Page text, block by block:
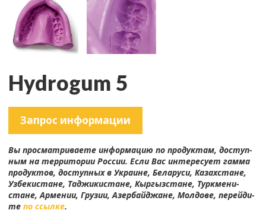
Hydrogum 5
За­прос ин­фор­ма­ции
Вы про­смат­ри­ва­е­те ин­фор­ма­цию по про­дук­там, до­ступ­
ным на тер­ри­то­рии Рос­сии. Если Вас ин­те­ре­су­ет гамма
про­дук­тов, до­ступ­ных в Укра­ине, Бе­ла­ру­си, Ка­зах­стане,
Уз­бе­ки­стане, Та­джи­ки­стане, Кыр­гыз­стане, Турк­ме­ни­
стане, Ар­ме­нии, Гру­зии, Азер­бай­джане, Мол­до­ве, пе­рей­ди­
те по ссыл­ке.